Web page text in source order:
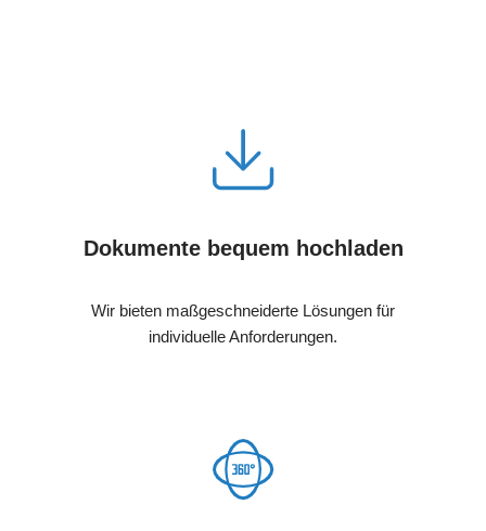
Dokumente bequem hochladen
Wir bieten maßgeschneiderte Lösungen für
individuelle Anforderungen.